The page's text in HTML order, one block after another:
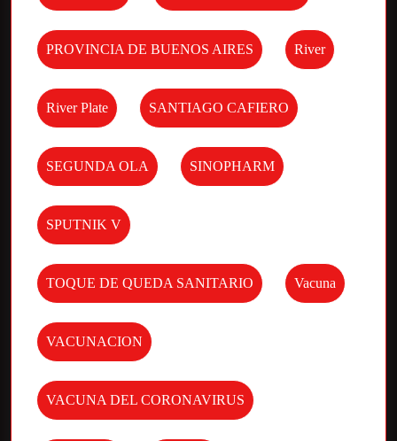
PROVINCIA DE BUENOS AIRES River
River Plate SANTIAGO CAFIERO
SEGUNDA OLA SINOPHARM
SPUTNIK V
TOQUE DE QUEDA SANITARIO Vacuna
VACUNACION
VACUNA DEL CORONAVIRUS